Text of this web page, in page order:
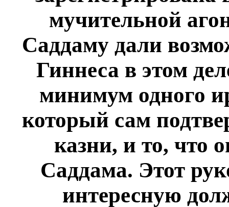
мучительной
Саддаму дали
Гиннеса в этом
минимум одного
который сам
казни, и то, что
Саддама. Этот
интересную